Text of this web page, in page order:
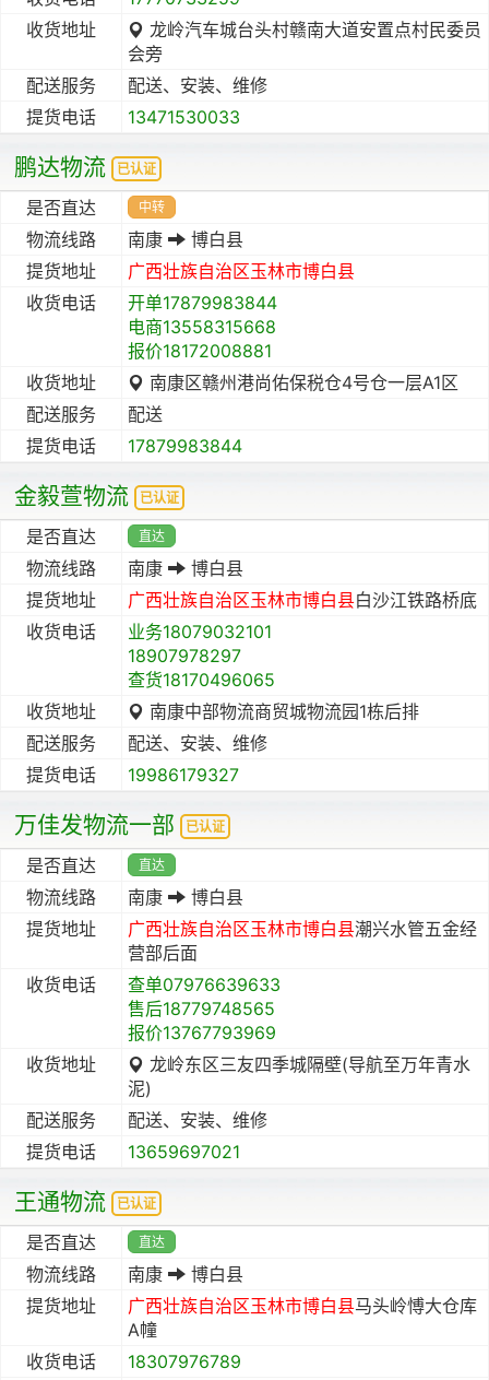
收货地址
龙岭汽车城台头村赣南大道安置点村民委员
会旁
配送服务
配送、安装、维修
提货电话
13471530033
鹏达物流 已认证
是否直达 中转
物流线路 南康
博白县
提货地址
广西壮族自治区玉林市博白县
收货电话
开单17879983844
电商13558315668
报价18172008881
收货地址
南康区赣州港尚佑保税仓4号仓一层A1区
配送服务
配送
提货电话
17879983844
金毅萱物流 已认证
是否直达 直达
物流线路 南康
博白县
提货地址
广西壮族自治区玉林市博白县白沙江铁路桥底
收货电话
业务18079032101
18907978297
查货18170496065
收货地址
南康中部物流商贸城物流园1栋后排
配送服务
配送、安装、维修
提货电话
19986179327
万佳发物流一部 已认证
是否直达 直达
物流线路 南康
博白县
提货地址
广西壮族自治区玉林市博白县潮兴水管五金经
营部后面
收货电话
查单07976639633
售后18779748565
报价13767793969
收货地址
龙岭东区三友四季城隔壁(导航至万年青水
泥)
配送服务
配送、安装、维修
提货电话
13659697021
王通物流 已认证
是否直达 直达
物流线路 南康
博白县
提货地址
广西壮族自治区玉林市博白县马头岭愽大仓库
A幢
收货电话
18307976789